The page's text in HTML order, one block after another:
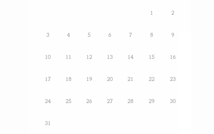
1 2
3 4 5 6 7 8 9
10 11 12 13 14 15 16
17 18 19 20 21 22 23
24 25 26 27 28 29 30
31